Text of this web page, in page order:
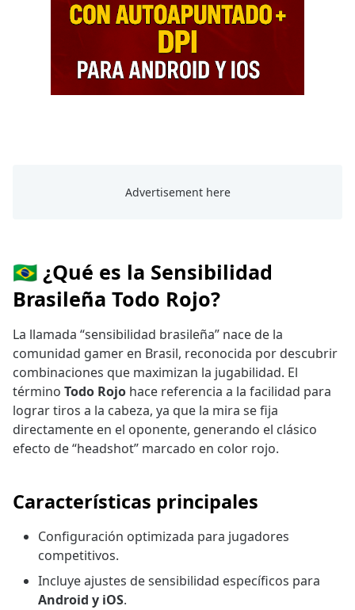
🇧🇷 ¿Qué es la Sensibilidad
Brasileña Todo Rojo?
La llamada “sensibilidad brasileña” nace de la
comunidad gamer en Brasil, reconocida por descubrir
combinaciones que maximizan la jugabilidad. El
término Todo Rojo hace referencia a la facilidad para
lograr tiros a la cabeza, ya que la mira se fija
directamente en el oponente, generando el clásico
efecto de “headshot” marcado en color rojo.
Características principales
Configuración optimizada para jugadores
competitivos.
Incluye ajustes de sensibilidad específicos para
Android y iOS.